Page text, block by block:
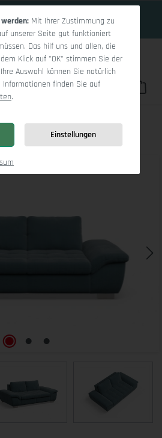
Du hast 0
Sitzer Sofa
werden: Mit Ihrer Zustimmung zu
unserer Seite gut funktioniert
Das hilf uns und allen, die
Klick auf "OK" stimmen Sie der
Auswahl können Sie natürlich
finden Sie auf
.
Einstellungen